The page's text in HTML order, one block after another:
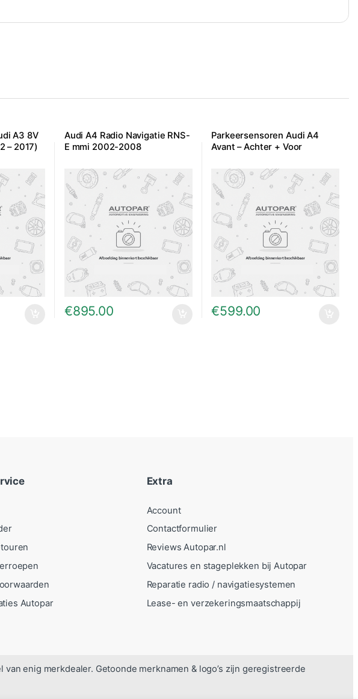
A3 8V
– 2017)
Audi A4 Radio Navigatie RNS-
E mmi 2002-2008
€895.00
Parkeersensoren Audi A4
Avant – Achter + Voor
€599.00
Autopar
Extra
Account
Contactformulier
Reviews Autopar.nl
Vacatures en stageplekken bij Autopar
Reparatie radio / navigatiesystemen
Lease- en verzekeringsmaatschappij
enig merkdealer. Getoonde merknamen & logo’s zijn geregistreerde